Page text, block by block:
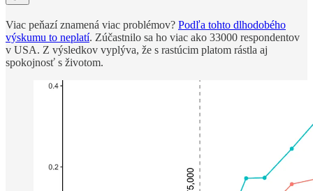
Viac peňazí znamená viac problémov? Podľa tohto dlhodobého
výskumu to neplatí. Zúčastnilo sa ho viac ako 33000 respondentov
v USA. Z výsledkov vyplýva, že s rastúcim platom rástla aj
spokojnosť s životom.